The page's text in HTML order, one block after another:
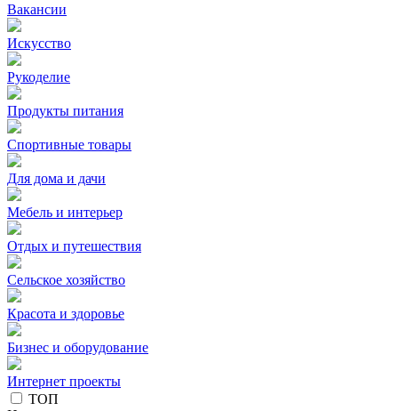
Вакансии
Искусство
Рукоделие
Продукты питания
Спортивные товары
Для дома и дачи
Мебель и интерьер
Отдых и путешествия
Сельское хозяйство
Красота и здоровье
Бизнес и оборудование
Интернет проекты
ТОП